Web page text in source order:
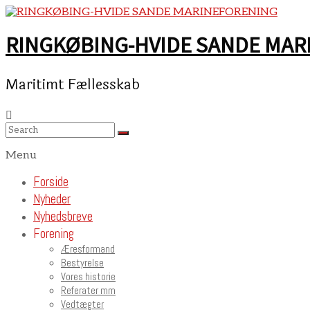
Skip
content
RINGKØBING-HVIDE SANDE
Maritimt Fællesskab
Menu
Forside
Nyheder
Nyhedsbreve
Forening
Æresformand
Bestyrelse
Vores historie
Referater mm
Vedtægter